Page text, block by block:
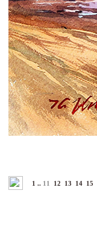
1 .. 11 12 13 14 15